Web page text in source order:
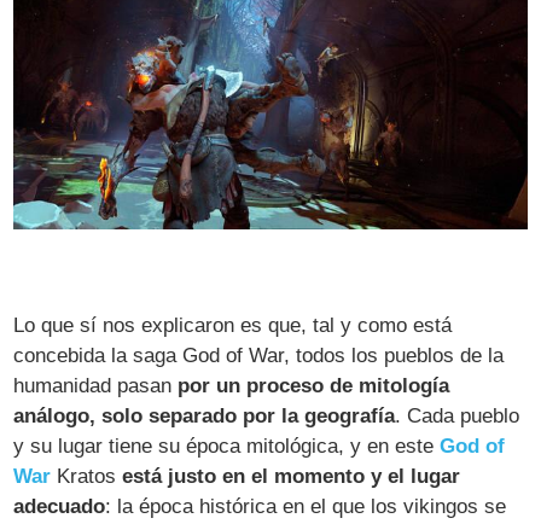
Lo que sí nos explicaron es que, tal y como está
concebida la saga God of War, todos los pueblos de la
humanidad pasan por un proceso de mitología
análogo, solo separado por la geografía. Cada pueblo
y su lugar tiene su época mitológica, y en esteGod of
War Kratosestá justo en el momento y el lugar
adecuado: la época histórica en el que los vikingos se